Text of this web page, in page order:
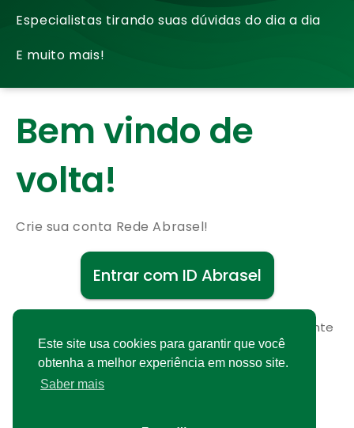
Este site usa cookies para garantir que você
obtenha a melhor experiência em nosso site.
Saber mais
Especialistas tirando suas dúvidas do dia a dia
E muito mais!
Bem vindo de
volta!
Crie sua conta Rede Abrasel!
Entrar com ID Abrasel
Cadastre-se gratuitamente